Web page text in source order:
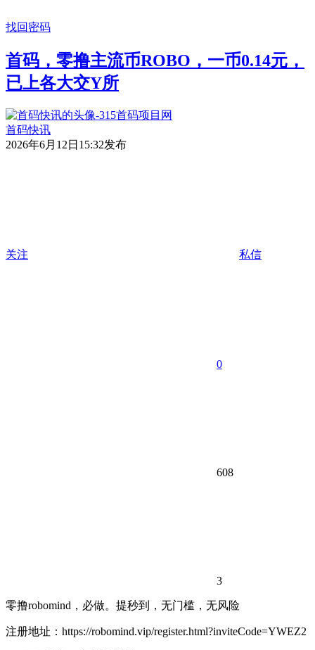
找回密码
首码，零撸主流币ROBO，一币0.14元，
已上各大交Y所
首码快讯
2026年6月12日15:32发布
关注 私信
0
608
3
零撸robomind，必做。提秒到，无门槛，无风险
注册地址：https://robomind.vip/register.html?inviteCode=YWEZ2